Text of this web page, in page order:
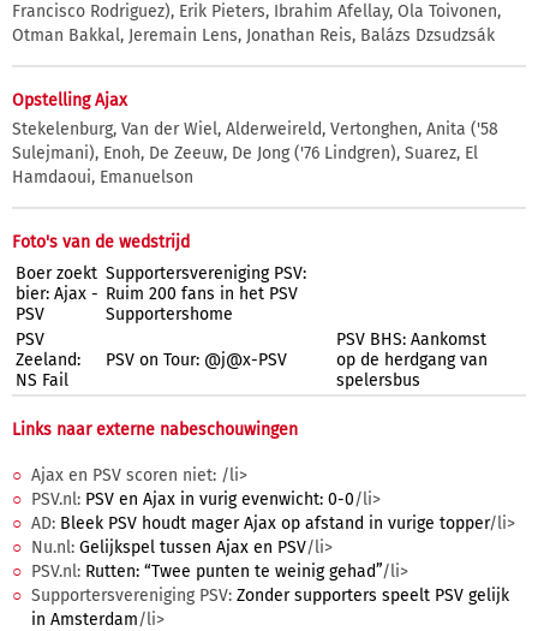
Francisco Rodriguez), Erik Pieters, Ibrahim Afellay, Ola Toivonen,
Otman Bakkal, Jeremain Lens, Jonathan Reis, Balázs Dzsudzsák
Opstelling Ajax
Stekelenburg, Van der Wiel, Alderweireld, Vertonghen, Anita ('58
Sulejmani), Enoh, De Zeeuw, De Jong ('76 Lindgren), Suarez, El
Hamdaoui, Emanuelson
Foto's van de wedstrijd
Boer zoekt
bier: Ajax -
PSV
Supportersvereniging PSV:
Ruim 200 fans in het PSV
Supportershome
PSV
Zeeland:
NS Fail
PSV on Tour: @j@x-PSV
PSV BHS: Aankomst
op de herdgang van
spelersbus
Links naar externe nabeschouwingen
Ajax en PSV scoren niet: /li>
PSV.nl: PSV en Ajax in vurig evenwicht: 0-0/li>
AD: Bleek PSV houdt mager Ajax op afstand in vurige topper/li>
Nu.nl: Gelijkspel tussen Ajax en PSV/li>
PSV.nl: Rutten: “Twee punten te weinig gehad”/li>
Supportersvereniging PSV: Zonder supporters speelt PSV gelijk
in Amsterdam/li>